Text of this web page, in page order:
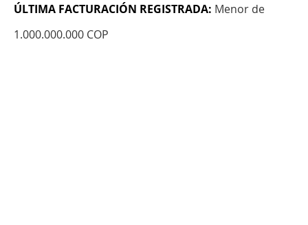
ÚLTIMA FACTURACIÓN REGISTRADA: Menor de
1.000.000.000 COP